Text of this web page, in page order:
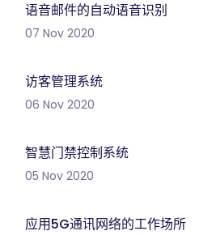
语音邮件的自动语音识别
07 Nov 2020
访客管理系统
06 Nov 2020
智慧门禁控制系统
05 Nov 2020
应用5G通讯网络的工作场所